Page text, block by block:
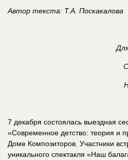
Автор текста: Т.А. Поскакалова
7 декабря состоялась выездная
«Современное детство: теория и
Доме Композиторов. Участники
уникального спектакля «Наш